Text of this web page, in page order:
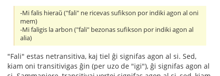
-Mi falis hieraŭ ("fali" ne ricevas sufikson por indiki agon al oni
mem)
-Mi faligis la arbon ("fali" bezonas sufikson por indiki agon al
alia)
"Fali" estas netransitiva, kaj tiel ĝi signifas agon al si. Sed,
kiam oni transitivigas ĝin (per uzo de "igi"), ĝi signifas agon al